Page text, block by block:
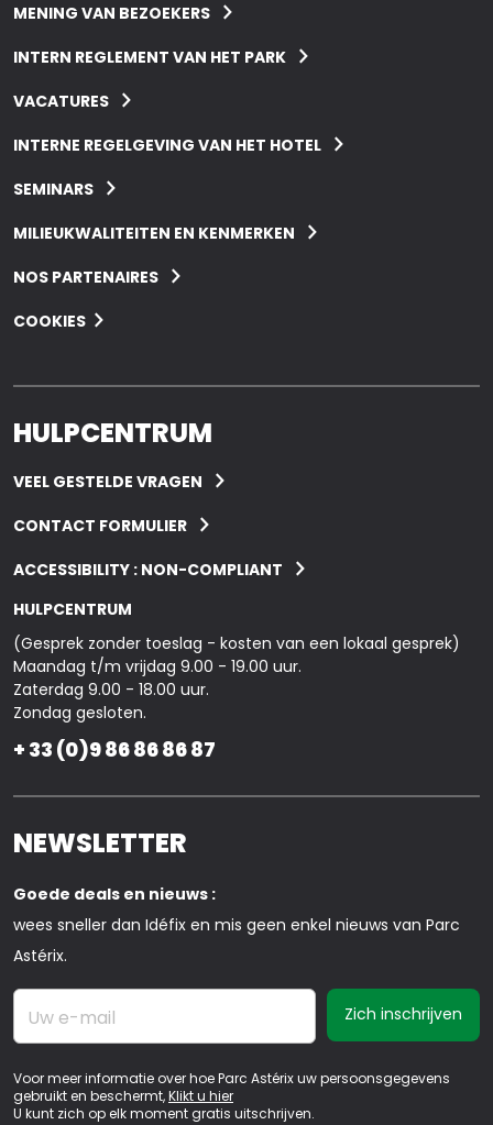
MENING VAN BEZOEKERS
INTERN REGLEMENT VAN HET PARK
VACATURES
INTERNE REGELGEVING VAN HET HOTEL
SEMINARS
MILIEUKWALITEITEN EN KENMERKEN
NOS PARTENAIRES
COOKIES
HULPCENTRUM
VEEL GESTELDE VRAGEN
CONTACT FORMULIER
ACCESSIBILITY : NON-COMPLIANT
HULPCENTRUM
(Gesprek zonder toeslag - kosten van een lokaal gesprek)
Maandag t/m vrijdag 9.00 - 19.00 uur.
Zaterdag 9.00 - 18.00 uur.
Zondag gesloten.
+ 33 (0)9 86 86 86 87
NEWSLETTER
Goede deals en nieuws :
wees sneller dan Idéfix en mis geen enkel nieuws van Parc
Astérix.
Uw e-mail
Voor meer informatie over hoe Parc Astérix uw persoonsgegevens
gebruikt en beschermt,Klikt u hier
U kunt zich op elk moment gratis uitschrijven.